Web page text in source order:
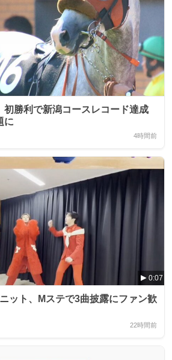
初勝利で新潟コースレコード達成
に
4時間前
0:07
ット、Mステで3曲披露にファン歓
22時間前